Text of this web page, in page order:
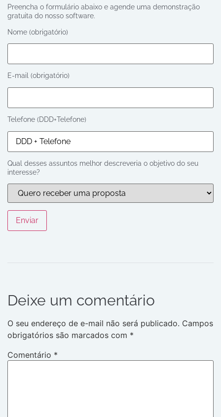
Preencha o formulário abaixo e agende uma demonstração
gratuita do nosso software.
Nome (obrigatório)
E-mail (obrigatório)
Telefone (DDD+Telefone)
Qual desses assuntos melhor descreveria o objetivo do seu
interesse?
Deixe um comentário
O seu endereço de e-mail não será publicado. Campos
obrigatórios são marcados com *
Comentário *